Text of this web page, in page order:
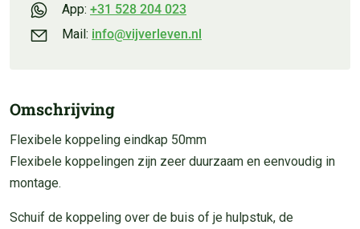
App: +31 528 204 023
Mail: info@vijverleven.nl
Omschrijving
Flexibele koppeling eindkap 50mm
Flexibele koppelingen zijn zeer duurzaam en eenvoudig in
montage.
Schuif de koppeling over de buis of je hulpstuk, de